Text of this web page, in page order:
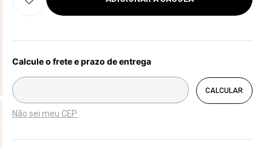
Não sei meu CEP